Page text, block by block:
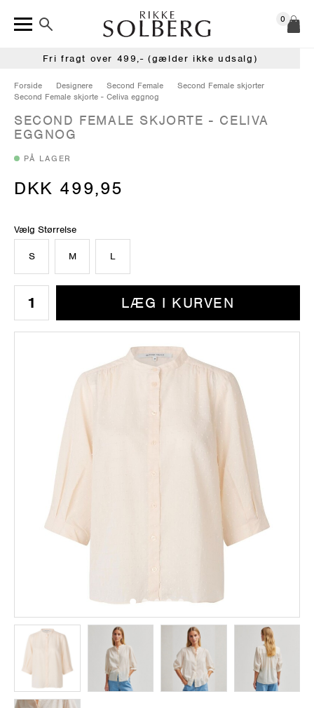
0
Fri fragt over 499,- (gælder ikke udsalg)
Forside Designere Second Female
Second Female skjorter
Second Female skjorte - Celiva eggnog
SECOND FEMALE SKJORTE - CELIVA
EGGNOG
PÅ LAGER
DKK 499,95
Vælg Størrelse
S M L
LÆG I KURVEN